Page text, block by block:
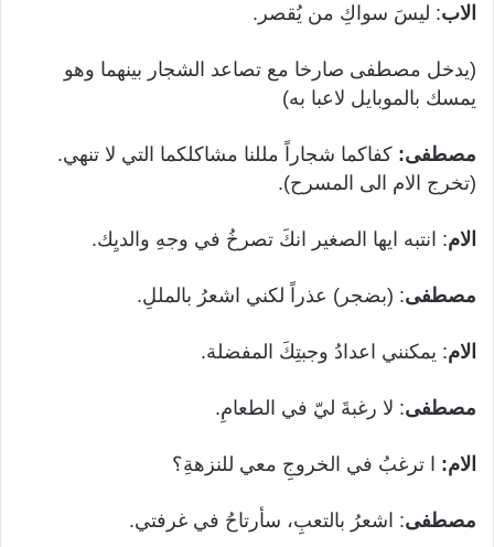
الاب: ليسَ سواكِ من يُقصر.
(يدخل مصطفى صارخا مع تصاعد الشجار بينهما وهو
يمسك بالموبايل لاعبا به)
مصطفى: كفاكما شجاراً مللنا مشاكلكما التي لا تنهي.
(تخرج الام الى المسرح).
الام: انتبه ايها الصغير انكَ تصرخُ في وجهِ والديِك.
مصطفى: (بضجر) عذراً لكني اشعرُ بالمللِ.
الام: يمكنني اعدادُ وجبتِكَ المفضلة.
مصطفى: لا رغبةَ ليّ في الطعامِ.
الام: ا ترغبُ في الخروجِ معي للنزهةِ؟
مصطفى: اشعرُ بالتعبِ، سأرتاحُ في غرفتي.